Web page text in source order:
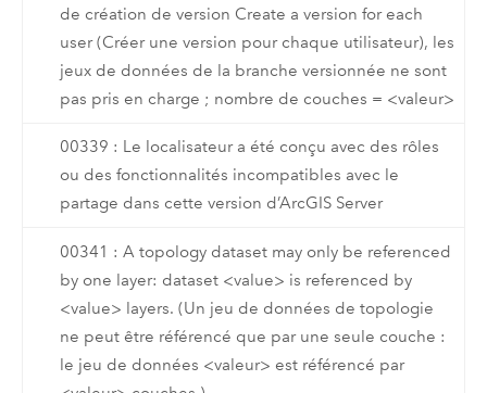
de création de version Create a version for each
user (Créer une version pour chaque utilisateur), les
jeux de données de la branche versionnée ne sont
pas pris en charge ; nombre de couches = <valeur>
00339 : Le localisateur a été conçu avec des rôles
ou des fonctionnalités incompatibles avec le
partage dans cette version d’ArcGIS Server
00341 : A topology dataset may only be referenced
by one layer: dataset <value> is referenced by
<value> layers. (Un jeu de données de topologie
ne peut être référencé que par une seule couche :
le jeu de données <valeur> est référencé par